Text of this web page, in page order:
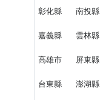
彰化縣 南投縣
嘉義縣 雲林縣
高雄市 屏東縣
台東縣 澎湖縣